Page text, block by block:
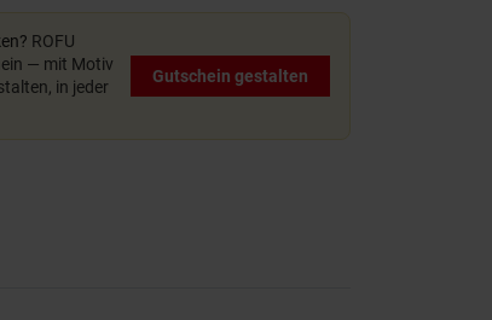
ROFU
— mit Motiv
in jeder
Gutschein gestalten